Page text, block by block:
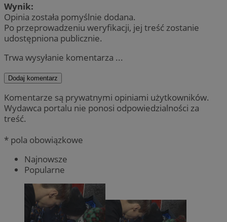
Wynik:
Opinia została pomyślnie dodana.
Po przeprowadzeniu weryfikacji, jej treść zostanie
udostępniona publicznie.
Trwa wysyłanie komentarza ...
Dodaj komentarz
Komentarze są prywatnymi opiniami użytkowników.
Wydawca portalu nie ponosi odpowiedzialności za
treść.
* pola obowiązkowe
Najnowsze
Popularne